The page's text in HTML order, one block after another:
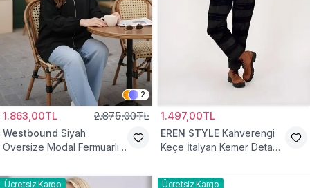
2
1.863,00TL 2.875,00TL
Westbound Siyah
Oversize Modal Fermuarlı
1.497,00TL
EREN STYLE Kahverengi
Keçe İtalyan Kemer Detaylı
Ücretsiz Kargo Ücretsiz Kargo